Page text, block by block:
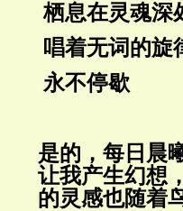
栖息在灵魂深
唱着无词的旋
永不停歇
是的，每日晨
让我产生幻想
的灵感也随着